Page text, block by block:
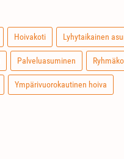
Hoivakoti Lyhytaikainen
Palveluasuminen
Ympärivuorokautinen hoiva